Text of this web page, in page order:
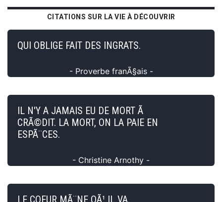
CITATIONS SUR LA VIE À DÉCOUVRIR
QUI OBLIGE FAIT DES INGRATS.
- Proverbe franÃ§ais -
IL N'Y A JAMAIS EU DE MORT Ã
CRÃ©DIT. LA MORT, ON LA PAIE EN
ESPÃ¨CES.
- Christine Arnothy -
LE COEUR MÃ¨NE OÃ¹ IL VA.